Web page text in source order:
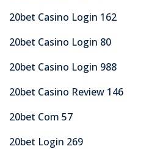
20bet Casino Login 162
20bet Casino Login 80
20bet Casino Login 988
20bet Casino Review 146
20bet Com 57
20bet Login 269